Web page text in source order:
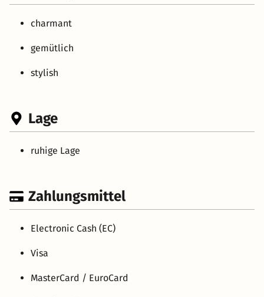
charmant
gemütlich
stylish
Lage
ruhige Lage
Zahlungsmittel
Electronic Cash (EC)
Visa
MasterCard / EuroCard